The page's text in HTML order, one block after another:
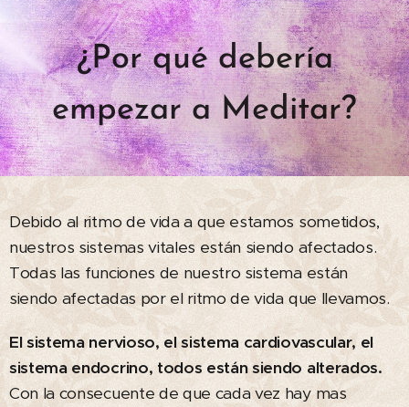
¿Por qué debería
empezar a Meditar?
Debido al ritmo de vida a que estamos sometidos,
nuestros sistemas vitales están siendo afectados.
Todas las funciones de nuestro sistema están
siendo afectadas por el ritmo de vida que llevamos.
El sistema nervioso, el sistema cardiovascular, el
sistema endocrino, todos están siendo alterados.
Con la consecuente de que cada vez hay mas